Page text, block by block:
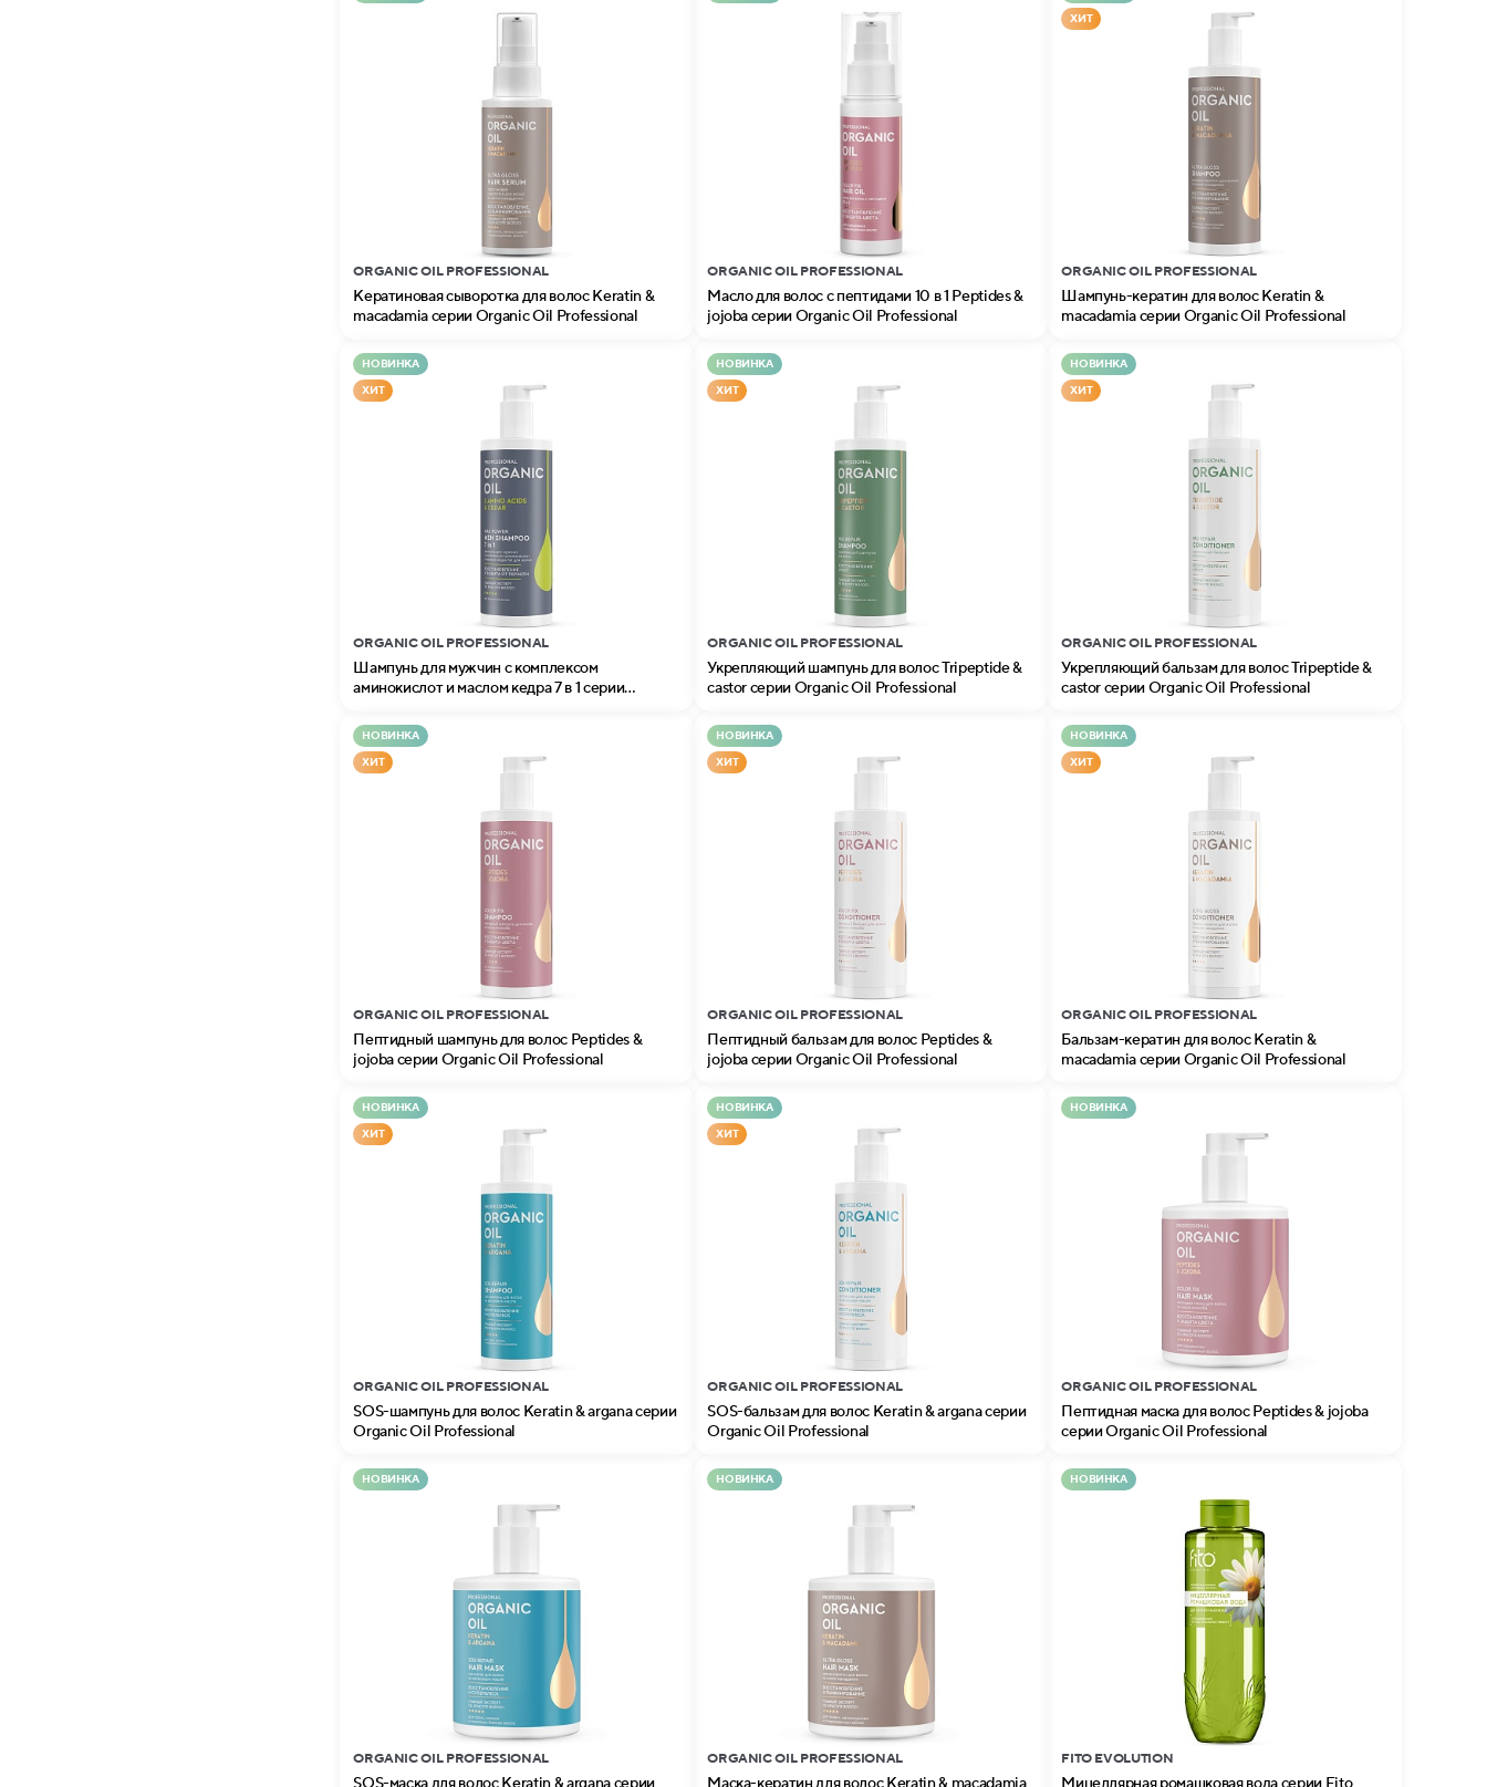
ORGANIC OIL PROFESSIONAL
Кератиновая сыворотка для волос Keratin &
macadamia серии Organic Oil Professional
ORGANIC OIL PROFESSIONAL
Масло для волос с пептидами 10 в 1 Peptides &
jojoba серии Organic Oil Professional
ХИТ
ORGANIC OIL PROFESSIONAL
Шампунь-кератин для волос Keratin &
macadamia серии Organic Oil Professional
НОВИНКА
ХИТ
ORGANIC OIL PROFESSIONAL
Шампунь для мужчин с комплексом
аминокислот и маслом кедра 7 в 1 серии
НОВИНКА
ХИТ
ORGANIC OIL PROFESSIONAL
Укрепляющий шампунь для волос Tripeptide &
castor серии Organic Oil Professional
НОВИНКА
ХИТ
ORGANIC OIL PROFESSIONAL
Укрепляющий бальзам для волос Tripeptide &
castor серии Organic Oil Professional
НОВИНКА
ХИТ
ORGANIC OIL PROFESSIONAL
Пептидный шампунь для волос Peptides &
jojoba серии Organic Oil Professional
НОВИНКА
ХИТ
ORGANIC OIL PROFESSIONAL
Пептидный бальзам для волос Peptides &
jojoba серии Organic Oil Professional
НОВИНКА
ХИТ
ORGANIC OIL PROFESSIONAL
Бальзам-кератин для волос Keratin &
macadamia серии Organic Oil Professional
НОВИНКА
ХИТ
ORGANIC OIL PROFESSIONAL
SOS-шампунь для волос Keratin & argana серии
Organic Oil Professional
НОВИНКА
ХИТ
ORGANIC OIL PROFESSIONAL
SOS-бальзам для волос Keratin & argana серии
Organic Oil Professional
НОВИНКА
ORGANIC OIL PROFESSIONAL
Пептидная маска для волос Peptides & jojoba
серии Organic Oil Professional
НОВИНКА
ORGANIC OIL PROFESSIONAL
НОВИНКА
ORGANIC OIL PROFESSIONAL
НОВИНКА
FITO EVOLUTION